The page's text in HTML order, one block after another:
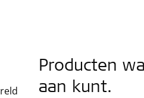
Producten
aan kunt.